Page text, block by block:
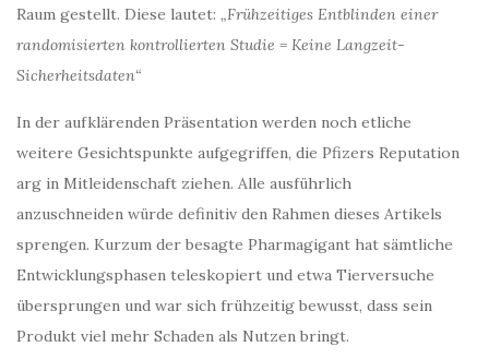
Raum gestellt. Diese lautet: „Frühzeitiges Entblinden einer
randomisierten kontrollierten Studie = Keine Langzeit-
Sicherheitsdaten“
In der aufklärenden Präsentation werden noch etliche
weitere Gesichtspunkte aufgegriffen, die Pfizers Reputation
arg in Mitleidenschaft ziehen. Alle ausführlich
anzuschneiden würde definitiv den Rahmen dieses Artikels
sprengen. Kurzum der besagte Pharmagigant hat sämtliche
Entwicklungsphasen teleskopiert und etwa Tierversuche
übersprungen und war sich frühzeitig bewusst, dass sein
Produkt viel mehr Schaden als Nutzen bringt.